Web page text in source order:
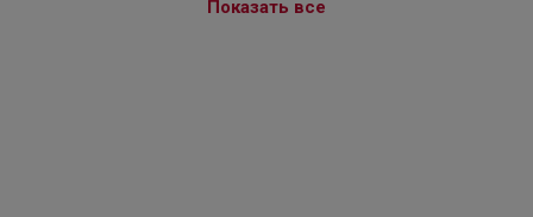
Показать все